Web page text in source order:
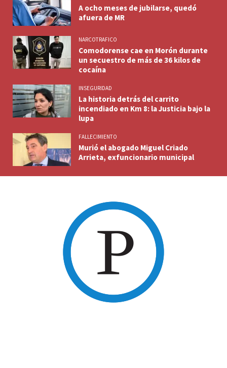
A ocho meses de jubilarse, quedó
afuera de MR
NARCOTRAFICO
Comodorense cae en Morón durante
un secuestro de más de 36 kilos de
cocaína
INSEGURIDAD
La historia detrás del carrito
incendiado en Km 8: la Justicia bajo la
lupa
FALLECIMIENTO
Murió el abogado Miguel Criado
Arrieta, exfuncionario municipal